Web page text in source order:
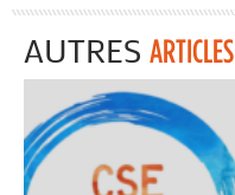
AUTRES ARTICLES